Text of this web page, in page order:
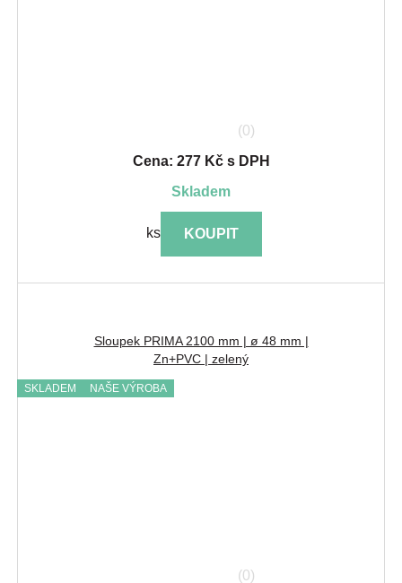
(0)
Cena: 277 Kč s DPH
skladem
ks KOUPIT
Sloupek PRIMA 2100 mm | ø 48 mm |
Zn+PVC | zelený
SKLADEM NAŠE VÝROBA
(0)